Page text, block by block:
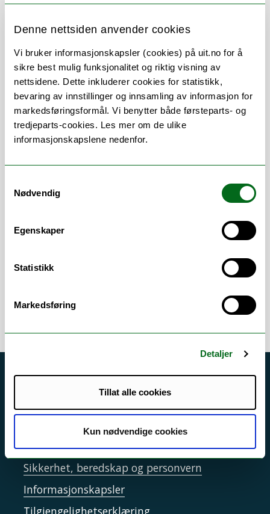
Denne nettsiden anvender cookies
Vi bruker informasjonskapsler (cookies) på uit.no for å
sikre best mulig funksjonalitet og riktig visning av
nettsidene. Dette inkluderer cookies for statistikk,
bevaring av innstillinger og innsamling av informasjon for
markedsføringsformål. Vi benytter både førsteparts- og
tredjeparts-cookies. Les mer om de ulike
informasjonskapslene nedenfor.
Nødvendig
Egenskaper
Statistikk
Markedsføring
Detaljer
Tillat alle cookies
Kun nødvendige cookies
Her finner du meg
Arbeidsområder
Internasjonalt samarbeid/Kurs/Mobilitet
Veiledning
arbeidsområder
Samfunnsmedisin / sosialmedisin
Andre
Akutt hjelp
Driftsmeldinger
Personvern ved UiT
Sikkerhet, beredskap og personvern
Informasjonskapsler
Tilgjengelighetserklæring